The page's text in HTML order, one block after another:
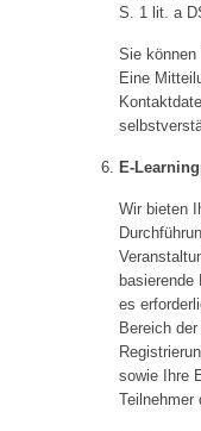
S. 1 lit. a
Sie können
Eine
E-
Wir bieten
es
Bereich
sowie Ihre
Teilnehmer